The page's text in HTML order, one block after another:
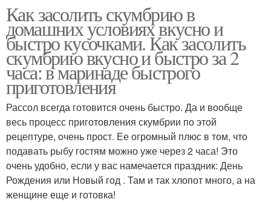
Как засолить скумбрию в
домашних условиях вкусно и
быстро кусочками. Как засолить
скумбрию вкусно и быстро за 2
часа: в маринаде быстрого
приготовления
Рассол всегда готовится очень быстро. Да и вообще
весь процесс приготовления скумбрии по этой
рецептуре, очень прост. Ее огромный плюс в том, что
подавать рыбу гостям можно уже через 2 часа! Это
очень удобно, если у вас намечается праздник: День
Рождения или Новый год . Там и так хлопот много, а на
женщине еще и готовка!